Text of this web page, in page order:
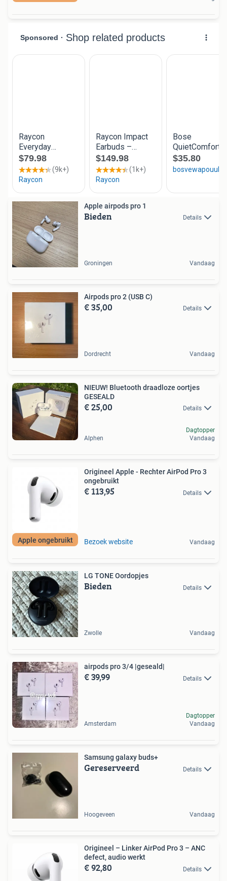
Apple airpods pro 1
Bieden Details
Groningen Vandaag
Airpods pro 2 (USB C)
€ 35,00 Details
Dordrecht Vandaag
NIEUW! Bluetooth draadloze oortjes
GESEALD
€ 25,00 Details
Alphen
Dagtopper
Vandaag
Apple ongebruikt
Origineel Apple - Rechter AirPod Pro 3
ongebruikt
€ 113,95 Details
Bezoek website Vandaag
LG TONE Oordopjes
Bieden Details
Zwolle Vandaag
airpods pro 3/4 |geseald|
€ 39,99 Details
Amsterdam
Dagtopper
Vandaag
Samsung galaxy buds+
Gereserveerd Details
Hoogeveen Vandaag
Origineel – Linker AirPod Pro 3 – ANC
defect, audio werkt
€ 92,80 Details